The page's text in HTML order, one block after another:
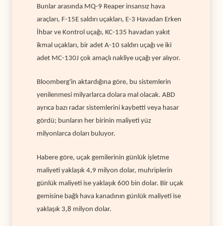
Bunlar arasında MQ-9 Reaper insansız hava
araçları, F-15E saldırı uçakları, E-3 Havadan Erken
İhbar ve Kontrol uçağı, KC-135 havadan yakıt
ikmal uçakları, bir adet A-10 saldırı uçağı ve iki
adet MC-130J çok amaçlı nakliye uçağı yer alıyor.
Bloomberg'in aktardığına göre, bu sistemlerin
yenilenmesi milyarlarca dolara mal olacak. ABD
ayrıca bazı radar sistemlerini kaybetti veya hasar
gördü; bunların her birinin maliyeti yüz
milyonlarca doları buluyor.
Habere göre, uçak gemilerinin günlük işletme
maliyeti yaklaşık 4,9 milyon dolar, muhriplerin
günlük maliyeti ise yaklaşık 600 bin dolar. Bir uçak
gemisine bağlı hava kanadının günlük maliyeti ise
yaklaşık 3,8 milyon dolar.